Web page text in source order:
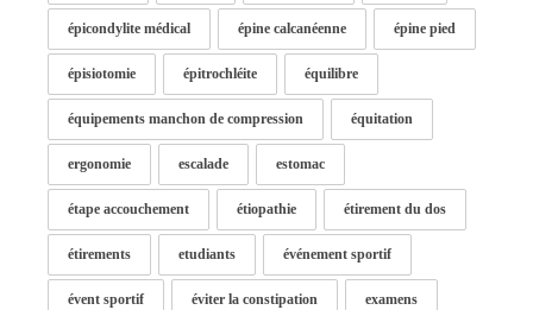
épicondylite médical épine calcanéenne épine pied
épisiotomie épitrochléite équilibre
équipements manchon de compression équitation
ergonomie escalade estomac
étape accouchement étiopathie étirement du dos
étirements etudiants événement sportif
évent sportif éviter la constipation examens